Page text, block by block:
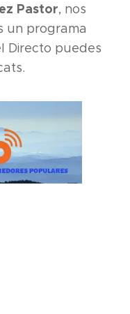
Pastor, nos
un programa
Directo puedes